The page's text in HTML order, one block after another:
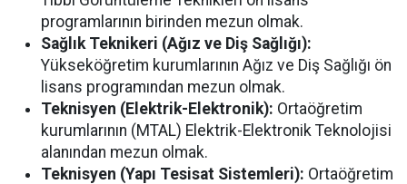
programlarının birinden mezun olmak.
Sağlık Teknikeri (Ağız ve Diş Sağlığı):
Yükseköğretim kurumlarının Ağız ve Diş Sağlığı ön
lisans programından mezun olmak.
Teknisyen (Elektrik-Elektronik): Ortaöğretim
kurumlarının (MTAL) Elektrik-Elektronik Teknolojisi
alanından mezun olmak.
Teknisyen (Yapı Tesisat Sistemleri): Ortaöğretim